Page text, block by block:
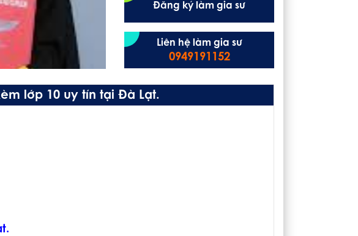
Đăng ký làm gia sư
Liên hệ làm gia sư
0949191152
lớp 10 uy tín tại Đà Lạt.